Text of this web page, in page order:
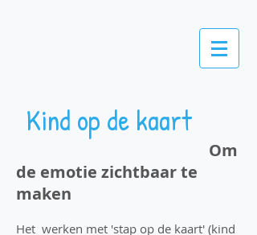
Kind op de kaart
Om
de emotie zichtbaar te
maken
Het werken met 'stap op de kaart' (kind